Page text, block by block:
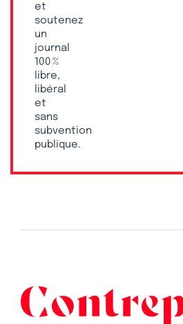
et
soutenez
un
journal
100 %
libre,
libéral
et
sans
subvention
publique.